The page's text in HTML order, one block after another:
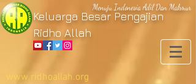
Menuju Indonesia Adil Dan Makmur
Keluarga Besar Pengajian
Ridho Allah
www.ridhoallah.org